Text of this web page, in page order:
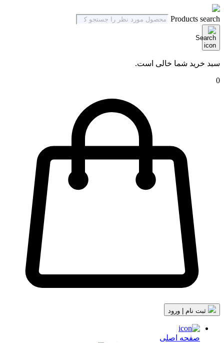
Products search
سبد خرید شما خالی است.
0
صفحه اصلی